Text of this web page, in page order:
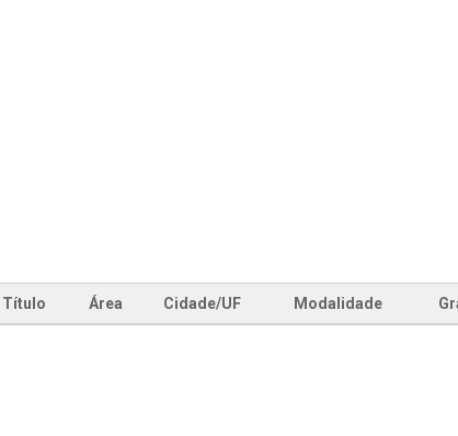
Título Área Cidade/UF Modalidade